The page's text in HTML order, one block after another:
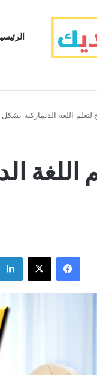
اللغة
فيسبوك ‫X